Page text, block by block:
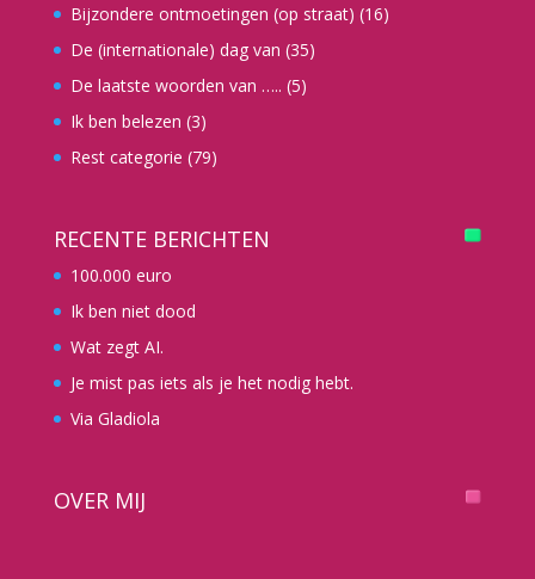
Bijzondere ontmoetingen (op straat) (16)
De (internationale) dag van (35)
De laatste woorden van ….. (5)
Ik ben belezen (3)
Rest categorie (79)
RECENTE BERICHTEN
100.000 euro
Ik ben niet dood
Wat zegt AI.
Je mist pas iets als je het nodig hebt.
Via Gladiola
OVER MIJ